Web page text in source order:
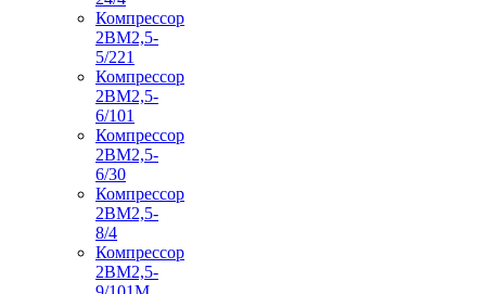
Компрессор
2ВМ2,5-
5/221
Компрессор
2ВМ2,5-
6/101
Компрессор
2ВМ2,5-
6/30
Компрессор
2ВМ2,5-
8/4
Компрессор
2ВМ2,5-